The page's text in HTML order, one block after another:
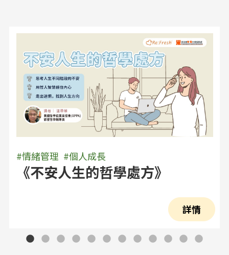
#情緒管理 #個人成長
《不安人生的哲學處方》
詳情